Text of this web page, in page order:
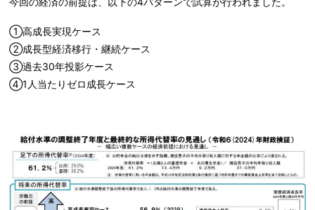
①高成長実現ケース
②成長型経済移行・継続ケース
③過去30年投影ケース
④1人当たりゼロ成長ケース